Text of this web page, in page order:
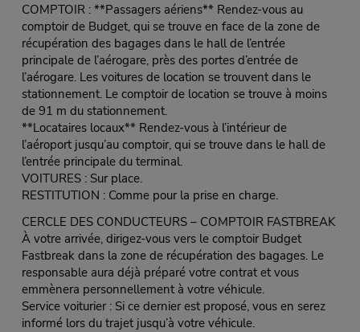
COMPTOIR : **Passagers aériens** Rendez-vous au
comptoir de Budget, qui se trouve en face de la zone de
récupération des bagages dans le hall de l’entrée
principale de l’aérogare, près des portes d’entrée de
l’aérogare. Les voitures de location se trouvent dans le
stationnement. Le comptoir de location se trouve à moins
de 91 m du stationnement.
**Locataires locaux** Rendez-vous à l’intérieur de
l’aéroport jusqu’au comptoir, qui se trouve dans le hall de
l’entrée principale du terminal.
VOITURES : Sur place.
RESTITUTION : Comme pour la prise en charge.
CERCLE DES CONDUCTEURS – COMPTOIR FASTBREAK
À votre arrivée, dirigez-vous vers le comptoir Budget
Fastbreak dans la zone de récupération des bagages. Le
responsable aura déjà préparé votre contrat et vous
emmènera personnellement à votre véhicule.
Service voiturier : Si ce dernier est proposé, vous en serez
informé lors du trajet jusqu’à votre véhicule.